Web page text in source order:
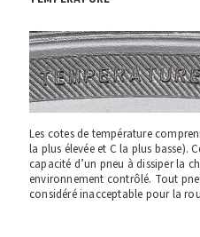
Les cotes de température
la plus élevée et C la plus basse).
capacité d’un pneu à dissiper la
environnement contrôlé. Tout
considéré inacceptable pour la